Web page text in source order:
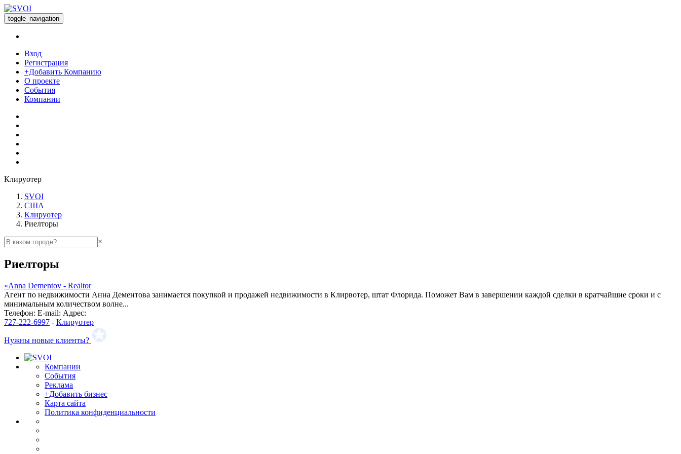
toggle_navigation
Вход
Регистрация
+Добавить Компанию
О проекте
События
Компании
Клируотер
SVOI
США
Клируотер
Риелторы
×
Риелторы
»Anna Dementov - Realtor
Агент по недвижимости Анна Дементова занимается покупкой и продажей недвижимости в Клирвотер, штат Флорида. Поможет Вам в завершении каждой сделки в кратчайшие сроки и с
минимальным количеством волне...
Телефон: E-mail: Адрес:
727-222-6997 - Клируотер
Нужны новые клиенты?
Компании
События
Реклама
+Добавить бизнес
Карта сайта
Политика конфиденциальности